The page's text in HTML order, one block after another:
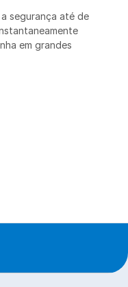
segurança até de
em grandes